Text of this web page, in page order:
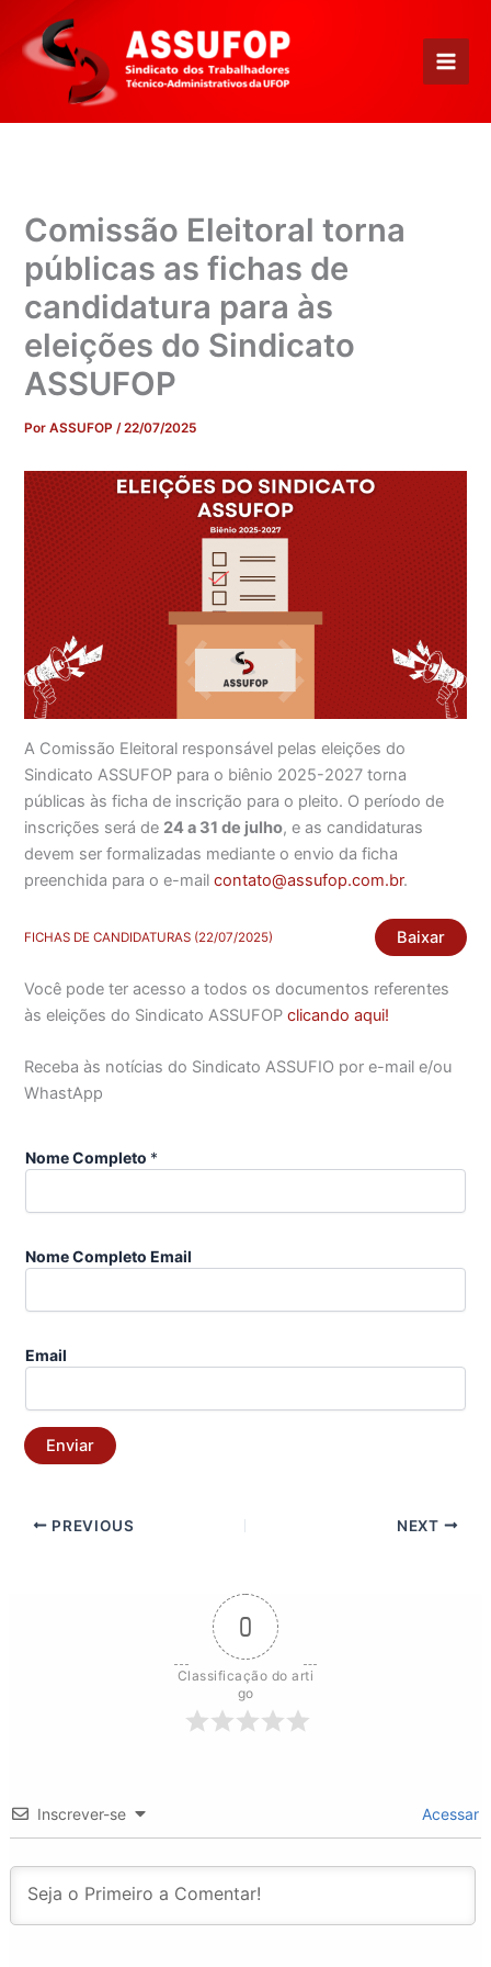
para
conteúdo
Comissão Eleitoral torna
públicas as fichas de
candidatura para às
eleições do Sindicato
ASSUFOP
PorASSUFOP/22/07/2025
A Comissão Eleitoral responsável pelas eleições do
Sindicato ASSUFOP para o biênio 2025-2027 torna
públicas às ficha de inscrição para o pleito. O período de
inscrições será de 24 a 31 de julho, e as candidaturas
devem ser formalizadas mediante o envio da ficha
preenchida para o e-mailcontato@assufop.com.br.
FICHAS DE CANDIDATURAS (22/07/2025) Baixar
Você pode ter acesso a todos os documentos referentes
às eleições do Sindicato ASSUFOPclicando aqui!
Receba às notícias do Sindicato ASSUFIO por e-mail e/ou
WhastApp
Nome Completo *
Nome Completo Email
Email
Enviar
PREVIOUS NEXT
0
Classificação do arti
go
Inscrever-se Acessar